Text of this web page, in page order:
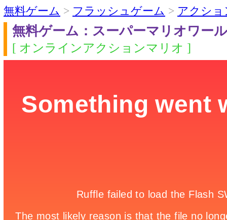
無料ゲーム > フラッシュゲーム > アクショ
無料ゲーム：スーパーマリオワー
[ オンラインアクションマリオ ]